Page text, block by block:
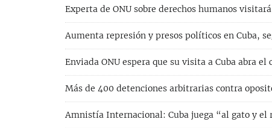
Experta de ONU sobre derechos humanos
Aumenta represión y presos políticos en Cuba,
Enviada ONU espera que su visita a Cuba abra
Más de 400 detenciones arbitrarias contra
Amnistía Internacional: Cuba juega “al gato y